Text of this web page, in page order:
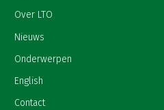
Over LTO
Nieuws
Onderwerpen
English
Contact